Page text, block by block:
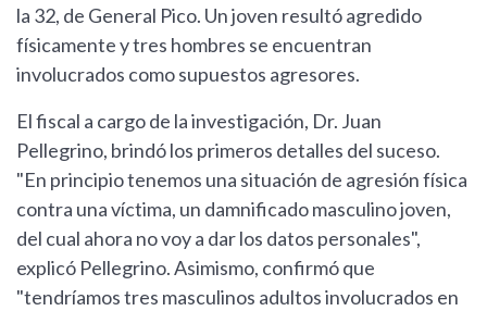
la 32, de General Pico. Un joven resultó agredido
físicamente y tres hombres se encuentran
involucrados como supuestos agresores.
El fiscal a cargo de la investigación, Dr. Juan
Pellegrino, brindó los primeros detalles del suceso.
"En principio tenemos una situación de agresión física
contra una víctima, un damnificado masculino joven,
del cual ahora no voy a dar los datos personales",
explicó Pellegrino. Asimismo, confirmó que
"tendríamos tres masculinos adultos involucrados en